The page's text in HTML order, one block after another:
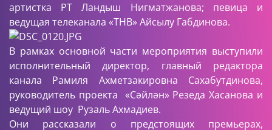
артистка РТ Ландыш Нигматжанова; певица и
ведущая телеканала «ТНВ» Айсылу Габдинова.
В рамках основной части мероприятия выступили
исполнительный директор, главный редактора
канала Рамиля Ахметзакировна Сахабутдинова,
руководитель проекта «Сәйлән» Резеда Хасанова и
ведущий шоу Рузаль Ахмадиев.
Они рассказали о предстоящих премьерах,